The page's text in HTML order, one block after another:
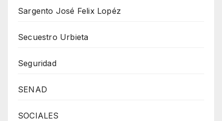
Sargento José Felix Lopéz
Secuestro Urbieta
Seguridad
SENAD
SOCIALES